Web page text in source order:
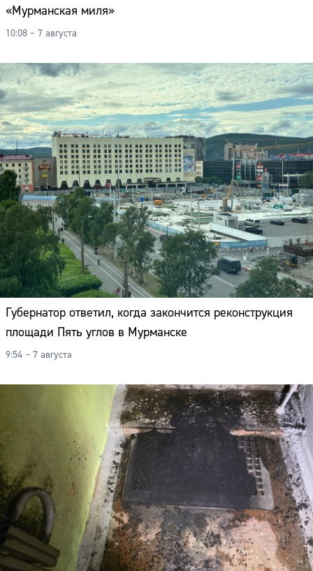
«Мурманская миля»
10:08 – 7 августа
Губернатор ответил, когда закончится реконструкция
площади Пять углов в Мурманске
9:54 – 7 августа